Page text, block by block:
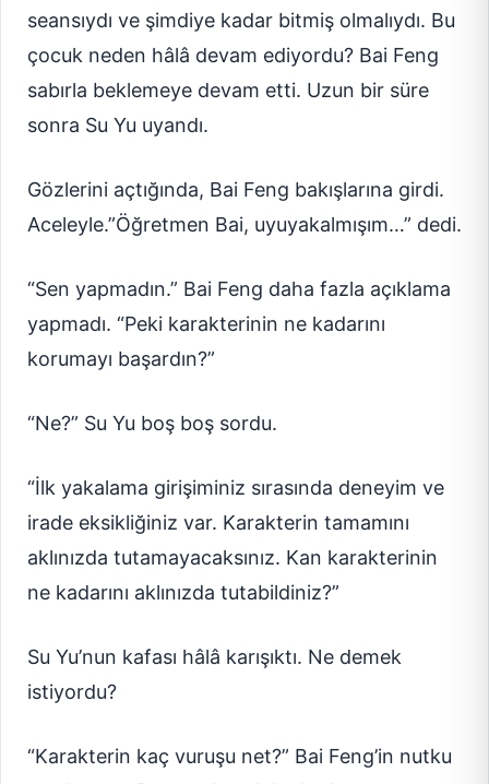
seansıydı ve şimdiye kadar bitmiş olmalıydı. Bu
çocuk neden hâlâ devam ediyordu? Bai Feng
sabırla beklemeye devam etti. Uzun bir süre
sonra Su Yu uyandı.
Gözlerini açtığında, Bai Feng bakışlarına girdi.
Aceleyle.”Öğretmen Bai, uyuyakalmışım…” dedi.
“Sen yapmadın.” Bai Feng daha fazla açıklama
yapmadı. “Peki karakterinin ne kadarını
korumayı başardın?”
“Ne?” Su Yu boş boş sordu.
“İlk yakalama girişiminiz sırasında deneyim ve
irade eksikliğiniz var. Karakterin tamamını
aklınızda tutamayacaksınız. Kan karakterinin
ne kadarını aklınızda tutabildiniz?”
Su Yu’nun kafası hâlâ karışıktı. Ne demek
istiyordu?
“Karakterin kaç vuruşu net?” Bai Feng’in nutku